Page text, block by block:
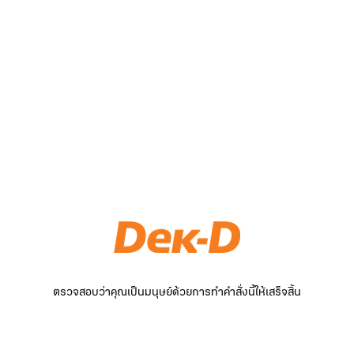
ตรวจสอบว่าคุณเป็นมนุษย์ด้วยการทำคำสั่งนี้ให้เสร็จสิ้น